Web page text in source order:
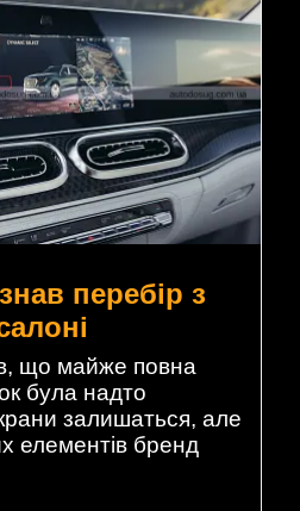
перебір з
що майже повна
була надто
залишаться, але
елементів бренд